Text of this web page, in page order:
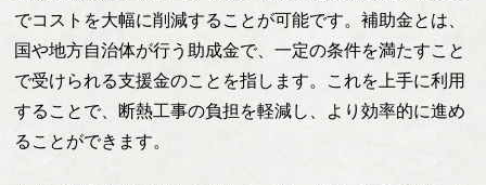
でコストを大幅に削減することが可能です。補助金とは、
国や地方自治体が行う助成金で、一定の条件を満たすこと
で受けられる支援金のことを指します。これを上手に利用
することで、断熱工事の負担を軽減し、より効率的に進め
ることができます。